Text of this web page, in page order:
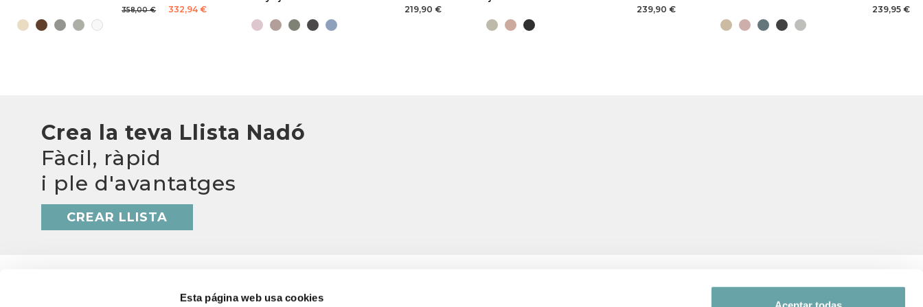
Esta página web usa cookies
358,00 € 332,94 €
219,90 €
239,90 €
239,95 €
Crea la teva Llista Nadó
Fàcil, ràpid
i ple d'avantatges
CREAR LLISTA